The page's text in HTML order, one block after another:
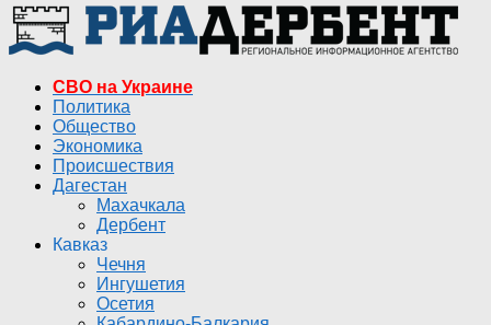
СВО на Украине
Политика
Общество
Экономика
Происшествия
Дагестан
Махачкала
Дербент
Кавказ
Чечня
Ингушетия
Осетия